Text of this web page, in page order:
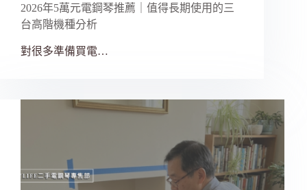
2026年5萬元電鋼琴推薦｜值得長期使用的三
台高階機種分析
對很多準備買電…